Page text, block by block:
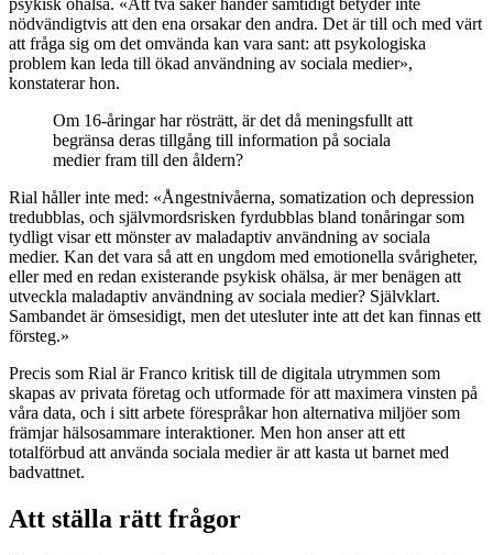
psykisk ohälsa. «Att två saker händer samtidigt betyder inte
nödvändigtvis att den ena orsakar den andra. Det är till och med värt
att fråga sig om det omvända kan vara sant: att psykologiska
problem kan leda till ökad användning av sociala medier»,
konstaterar hon.
Om 16-åringar har rösträtt, är det då meningsfullt att
begränsa deras tillgång till information på sociala
medier fram till den åldern?
Rial håller inte med: «Ångestnivåerna, somatization och depression
tredubblas, och självmordsrisken fyrdubblas bland tonåringar som
tydligt visar ett mönster av maladaptiv användning av sociala
medier. Kan det vara så att en ungdom med emotionella svårigheter,
eller med en redan existerande psykisk ohälsa, är mer benägen att
utveckla maladaptiv användning av sociala medier? Självklart.
Sambandet är ömsesidigt, men det utesluter inte att det kan finnas ett
försteg.»
Precis som Rial är Franco kritisk till de digitala utrymmen som
skapas av privata företag och utformade för att maximera vinsten på
våra data, och i sitt arbete förespråkar hon alternativa miljöer som
främjar hälsosammare interaktioner. Men hon anser att ett
totalförbud att använda sociala medier är att kasta ut barnet med
badvattnet.
Att ställa rätt frågor